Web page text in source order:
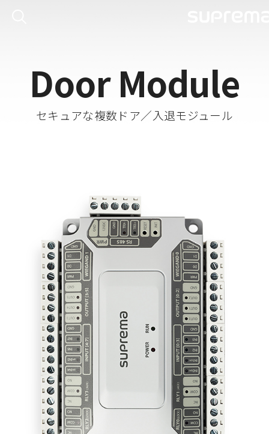
Door Module
セキュアな複数ドア／入退モジュール